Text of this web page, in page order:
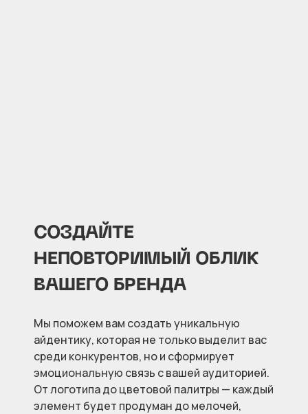
Мы поможем вам создать уникальную
айдентику, которая не только выделит вас
среди конкурентов, но и сформирует
эмоциональную связь с вашей аудиторией.
От логотипа до цветовой палитры — каждый
элемент будет продуман до мелочей,
СОЗДАЙТЕ
НЕПОВТОРИМЫЙ ОБЛИК
ВАШЕГО БРЕНДА